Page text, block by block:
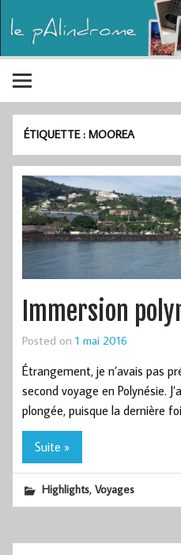
ÉTIQUETTE :MOOREA
Immersion
Posted on 1 mai 2016
Étrangement, je n’avais pas
second voyage en Polynésie.
plongée, puisque la dernière
Suite »
Highlights,Voyages